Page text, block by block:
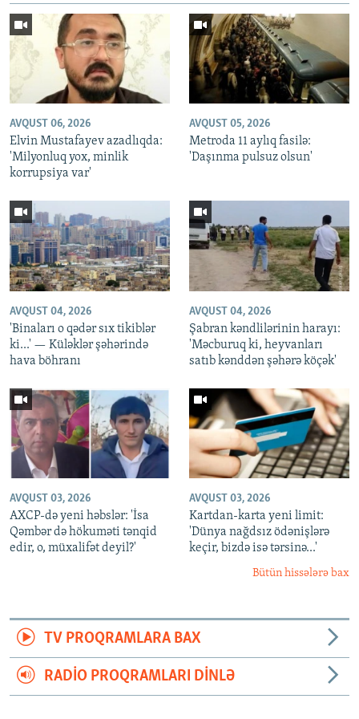
AVQUST 06, 2026
Elvin Mustafayev azadlıqda:
'Milyonluq yox, minlik
korrupsiya var'
AVQUST 05, 2026
Metroda 11 aylıq fasilə:
'Daşınma pulsuz olsun'
AVQUST 04, 2026
'Binaları o qədər sıx tikiblər
ki...' — Küləklər şəhərində
hava böhranı
AVQUST 04, 2026
Şabran kəndlilərinin harayı:
'Məcburuq ki, heyvanları
satıb kənddən şəhərə köçək'
AVQUST 03, 2026
AXCP-də yeni həbslər: 'İsa
Qəmbər də hökuməti tənqid
edir, o, müxalifət deyil?'
AVQUST 03, 2026
Kartdan-karta yeni limit:
'Dünya nağdsız ödənişlərə
keçir, bizdə isə tərsinə...'
Bütün hissələrə bax
TV PROQRAMLARA BAX
RADIO PROQRAMLARI DINLƏ